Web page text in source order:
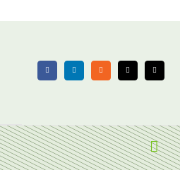
FacebookLinkedIn Rss X Email